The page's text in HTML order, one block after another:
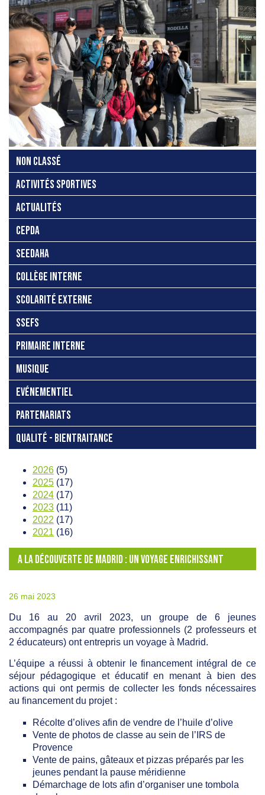
NON CLASSÉ
ACTIVITÉS SPORTIVES
ACTUALITÉS
CEPDA
SEEDAHA
COLLÈGE INTERNE
SCOLARITÉ EXTERNE
SSEFS
PRIMAIRE INTERNE
MUSIQUE
EVÉNEMENTIEL
PARTENARIATS
QUALITÉ - BIENTRAITANCE
2026 (5)
2025 (17)
2024 (17)
2023 (11)
2022 (17)
2021 (16)
A LA DÉCOUVERTE DE MADRID : UN VOYAGE ENRICHISSANT
26 mai 2023
Du 16 au 20 avril 2023, un groupe de 6 jeunes
accompagnés par quatre professionnels (2 professeurs et
2 éducateurs) ont entrepris un voyage à Madrid.
L’équipe a réussi à obtenir le financement intégral de ce
séjour pédagogique et éducatif en menant à bien des
actions qui ont permis de collecter les fonds nécessaires
au financement du projet :
Récolte d’olives afin de vendre de l’huile d’olive
Vente de photos de classe au sein de l’IRS de
Provence
Vente de pains, gâteaux et pizzas préparés par les
jeunes pendant la pause méridienne
Démarchage de lots afin d’organiser une tombola